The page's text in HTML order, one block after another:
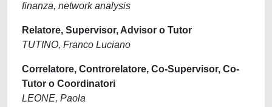
finanza, network analysis
Relatore, Supervisor, Advisor o Tutor
TUTINO, Franco Luciano
Correlatore, Controrelatore, Co-Supervisor, Co-
Tutor o Coordinatori
LEONE, Paola